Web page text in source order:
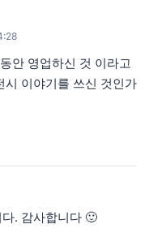
안 영업하신 것 이라고
시 이야기를 쓰신 것인가
. 감사합니다 🙂